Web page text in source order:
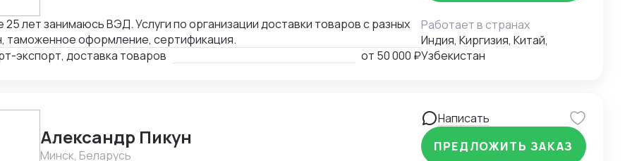
25 лет занимаюсь ВЭД. Услуги по организации доставки товаров с разных
таможенное оформление, сертификация.
экспорт, доставка товаров
от 50 000 ₽
Работает в странах
Индия, Киргизия, Китай,
Узбекистан
Александр Пикун
Минск, Беларусь
Написать
ПРЕДЛОЖИТЬ ЗАКАЗ